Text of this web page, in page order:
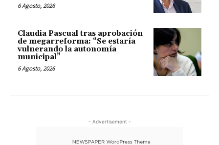
6 Agosto, 2026
Claudia Pascual tras aprobación
de megarreforma: “Se estaría
vulnerando la autonomía
municipal”
6 Agosto, 2026
- Advertisement -